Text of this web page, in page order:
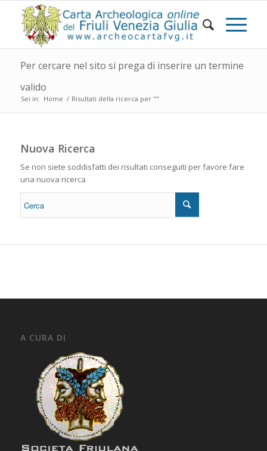
Per cercare nel sito si prega di inserire un termine
valido
Sei in: Home / Risultati della ricerca per ""
Nuova Ricerca
Se non siete soddisfatti dei risultati conseguiti per favore fare
una nuova ricerca
A CURA DI